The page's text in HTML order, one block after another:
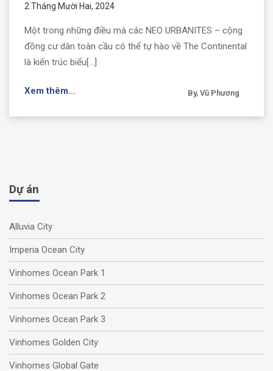
2 Tháng Mười Hai, 2024
Một trong những điều mà các NEO URBANITES – cộng
đồng cư dân toàn cầu có thể tự hào về The Continental
là kiến trúc biểu[...]
Xem thêm... By, Vũ Phương
Dự án
Alluvia City
Imperia Ocean City
Vinhomes Ocean Park 1
Vinhomes Ocean Park 2
Vinhomes Ocean Park 3
Vinhomes Golden City
Vinhomes Global Gate